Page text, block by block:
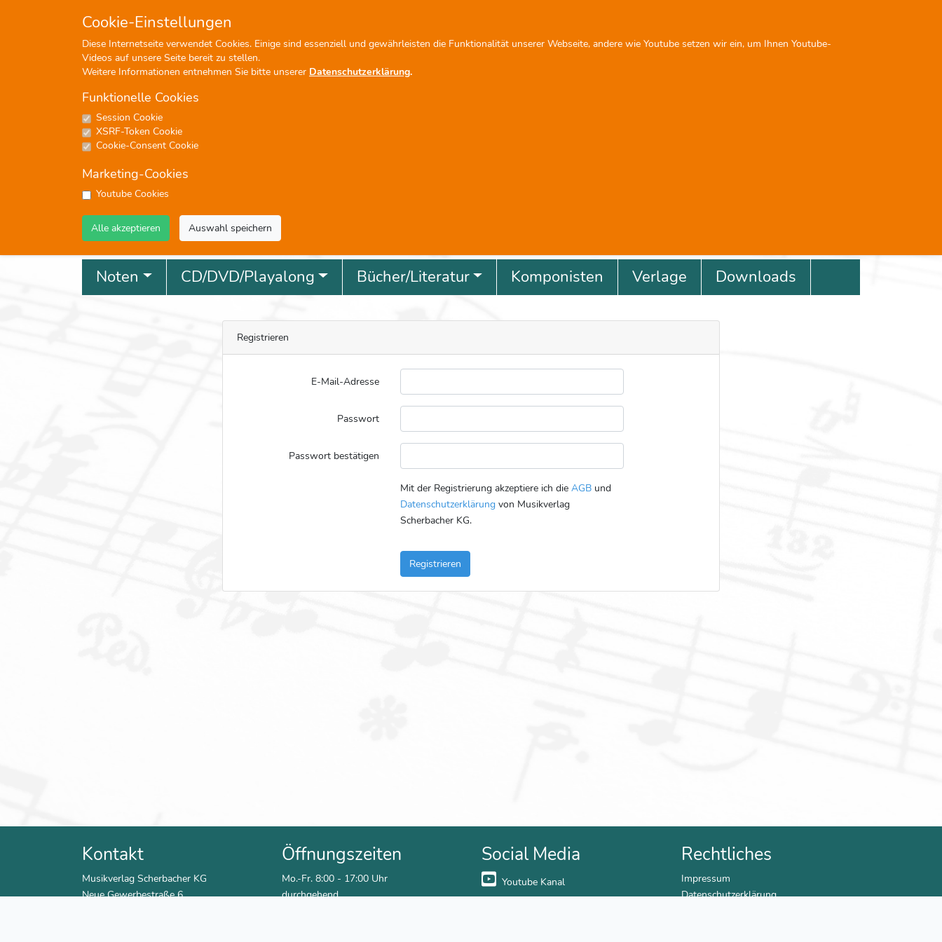
Cookie-Einstellungen
Diese Internetseite verwendet Cookies. Einige sind essenziell und gewährleisten die Funktionalität unserer Webseite, andere wie Youtube setzen wir ein, um Ihnen Youtube-
Videos auf unsere Seite bereit zu stellen.
Weitere Informationen entnehmen Sie bitte unserer Datenschutzerklärung.
Funktionelle Cookies
Session Cookie
XSRF-Token Cookie
Cookie-Consent Cookie
Marketing-Cookies
Youtube Cookies
Alle akzeptieren Auswahl speichern
+49 (0)7476-913330
Profisuche
Noten CD/DVD/Playalong Bücher/Literatur Komponisten Verlage Downloads
Registrieren
E-Mail-Adresse
Passwort
Passwort bestätigen
Mit der Registrierung akzeptiere ich die AGBund
Datenschutzerklärungvon Musikverlag
Scherbacher KG.
Registrieren
Kontakt
Musikverlag Scherbacher KG
Neue Gewerbestraße 6
Öffnungszeiten
Mo.-Fr. 8:00 - 17:00 Uhr
durchgehend
Social Media
Youtube Kanal
Rechtliches
Impressum
Datenschutzerklärung